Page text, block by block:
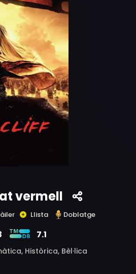
vermell
Llista Doblatge
7.1
Històrica, Bèl·lica